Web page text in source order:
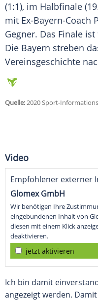
(1:1), im Halbfinale
mit Ex-Bayern-Coach
Gegner. Das Finale
Die Bayern streben
Vereinsgeschichte
Quelle:2020 Sport-
Video
Empfohlener externer
Glomex GmbH
Wir benötigen Ihre
eingebundenen Inhalt von
diesen mit einem Klick
deaktivieren.
jetzt aktivieren
Ich bin damit
angezeigt werden.